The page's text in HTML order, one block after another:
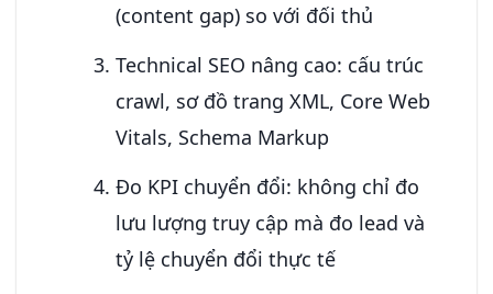
(content gap) so với đối thủ
Technical SEO nâng cao: cấu trúc
crawl, sơ đồ trang XML, Core Web
Vitals, Schema Markup
Đo KPI chuyển đổi: không chỉ đo
lưu lượng truy cập mà đo lead và
tỷ lệ chuyển đổi thực tế